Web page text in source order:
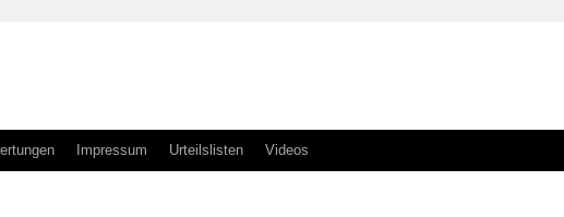
Impressum Urteilslisten Videos